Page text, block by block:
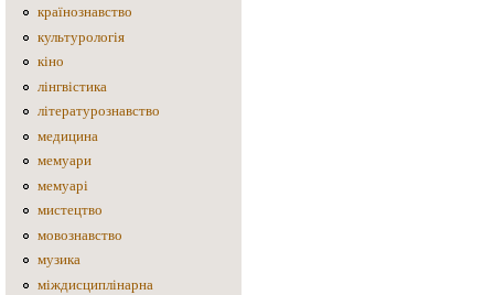
країнознавство
культурологія
кіно
лінгвістика
літературознавство
медицина
мемуари
мемуарі
мистецтво
мовознавство
музика
міждисциплінарна